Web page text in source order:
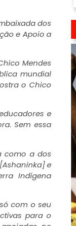
dos
e Apoio a
Mendes
mundial
o Chico
e
Sem essa
como a dos
e
Indígena
com o seu
para o